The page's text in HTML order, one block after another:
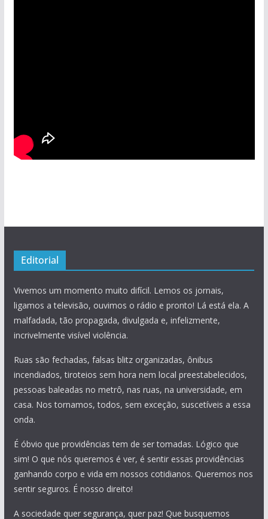
Editorial
Vivemos um momento muito difícil. Lemos os jornais,
ligamos a televisão, ouvimos o rádio e pronto! Lá está ela. A
malfadada, tão propagada, divulgada e, infelizmente,
incrivelmente visível violência.
Ruas são fechadas, falsas blitz organizadas, ônibus
incendiados, tiroteios sem hora nem local preestabelecidos,
pessoas baleadas no metrô, nas ruas, na universidade, em
casa. Nos tornamos, todos, sem exceção, suscetíveis a essa
onda.
É óbvio que providências tem de ser tomadas. Lógico que
sim! O que nós queremos é ver, é sentir essas providências
ganhando corpo e vida em nossos cotidianos. Queremos nos
sentir seguros. É nosso direito!
A sociedade quer segurança, quer paz! Que busquemos